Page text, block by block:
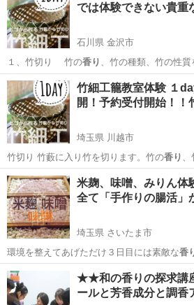
では体験できない貴
石川県 金沢市
１、竹切り 竹の香り 、竹の種類、竹の性
石川 金沢市 ものづくり カゴ
竹細工籠教室体験 １
開！予約受付開始！
埼玉県 川越市
竹切り 竹藪に入り竹を切ります。竹の香り
然から学ぶこと…
埼玉 川越市 日本文化 編み
米麹、味噌、みりん
全て「手作りの腸活」
埼玉県 さいたま市
環境を整えてあげただけ３日目には素敵な香
す。 米麹用…
埼玉 さいたま市 生活知識 米麹
★★和の香りの探求講
ールと芳香成分と調